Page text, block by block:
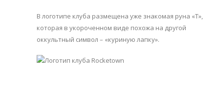
В логотипе клуба размещена уже знакомая руна «Т»,
которая в укороченном виде похожа на другой
оккультный символ – «куриную лапку».